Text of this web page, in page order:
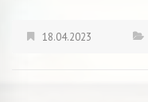
18.04.2023